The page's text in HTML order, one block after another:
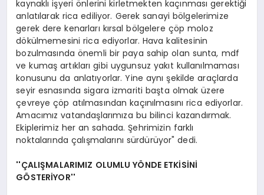
kaynaklı işyeri önlerini kirletmekten kaçınması gerektiği
anlatılarak rica ediliyor. Gerek sanayi bölgelerimize
gerek dere kenarları kırsal bölgelere çöp moloz
dökülmemesini rica ediyorlar. Hava kalitesinin
bozulmasında önemli bir paya sahip olan sunta, mdf
ve kumaş artıkları gibi uygunsuz yakıt kullanılmaması
konusunu da anlatıyorlar. Yine aynı şekilde araçlarda
seyir esnasında sigara izmariti başta olmak üzere
çevreye çöp atılmasından kaçınılmasını rica ediyorlar.
Amacımız vatandaşlarımıza bu bilinci kazandırmak.
Ekiplerimiz her an sahada. Şehrimizin farklı
noktalarında çalışmalarını sürdürüyor" dedi.
''ÇALIŞMALARIMIZ OLUMLU YÖNDE ETKİSİNİ
GÖSTERİYOR''